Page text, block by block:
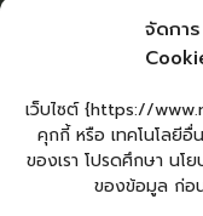
จัดกา
เว็บไซต์ {https://
คุกกี้ หรือ เทคโนโลยี
ของเรา โปรดศึกษา นโ
ของข้อมูล ก่อ
0
แผนผังเว็บไซต์
Login
เข้าสู่ระบบ